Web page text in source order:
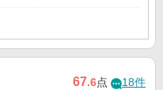
67.6点 18件